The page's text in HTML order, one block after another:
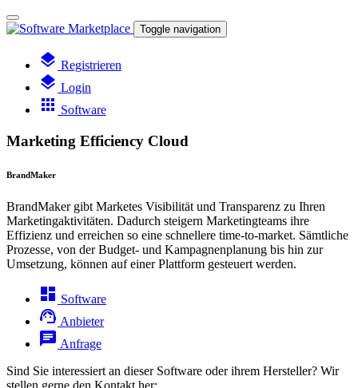
Toggle navigation
layers Registrieren
layers Login
apps Software
Marketing Efficiency Cloud
BrandMaker
BrandMaker gibt Marketes Visibilität und Transparenz zu Ihren
Marketingaktivitäten. Dadurch steigern Marketingteams ihre
Effizienz und erreichen so eine schnellere time-to-market. Sämtliche
Prozesse, von der Budget- und Kampagnenplanung bis hin zur
Umsetzung, können auf einer Plattform gesteuert werden.
dashboard Software
support_agent Anbieter
chat Anfrage
Sind Sie interessiert an dieser Software oder ihrem Hersteller? Wir
stellen gerne den Kontakt her: